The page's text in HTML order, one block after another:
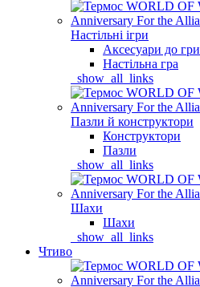
Настільні ігри
Аксесуари до гри
Настільна гра
_show_all_links
Пазли й конструктори
Конструктори
Пазли
_show_all_links
Шахи
Шахи
_show_all_links
Чтиво